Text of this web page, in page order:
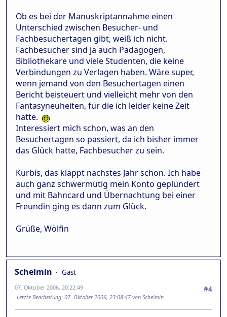
Ob es bei der Manuskriptannahme einen
Unterschied zwischen Besucher- und
Fachbesuchertagen gibt, weiß ich nicht.
Fachbesucher sind ja auch Pädagogen,
Bibliothekare und viele Studenten, die keine
Verbindungen zu Verlagen haben. Wäre super,
wenn jemand von den Besuchertagen einen
Bericht beisteuert und vielleicht mehr von den
Fantasyneuheiten, für die ich leider keine Zeit
hatte.
Interessiert mich schon, was an den
Besuchertagen so passiert, da ich bisher immer
das Glück hatte, Fachbesucher zu sein.
Kürbis, das klappt nächstes Jahr schon. Ich habe
auch ganz schwermütig mein Konto geplündert
und mit Bahncard und Übernachtung bei einer
Freundin ging es dann zum Glück.
Grüße, Wölfin
Schelmin
Gast
#4
07. Oktober 2006, 20:22:49
Letzte Bearbeitung: 07. Oktober 2006, 23:08:47 von Schelmin